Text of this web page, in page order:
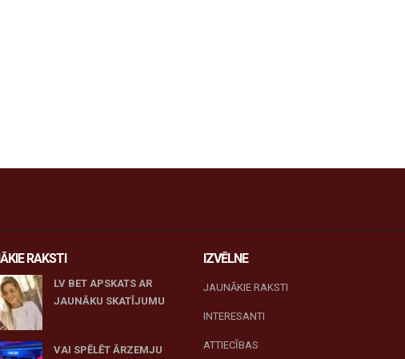
RAKSTI
LV BET APSKATS AR
JAUNĀKU SKATĪJUMU
VAI SPĒLĒT ĀRZEMJU
IZVĒLNE
JAUNĀKIE RAKSTI
INTERESANTI
ATTIECĪBAS